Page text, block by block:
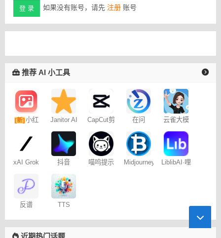
登 录 如果没有账号，请先 注册 账号
推荐 AI 小工具
[新]小红
记
Janitor AI
聊天
CapCut剪
在问
云雀大模
xAI Grok
抖音
– 免费
喵呜提示
Midjourney
LiblibAI·哩
反谱
TTS
近期热门话题